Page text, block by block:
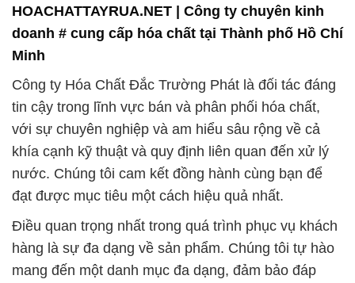
HOACHATTAYRUA.NET | Công ty chuyên kinh
doanh # cung cấp hóa chất tại Thành phố Hồ Chí
Minh
Công ty Hóa Chất Đắc Trường Phát là đối tác đáng
tin cậy trong lĩnh vực bán và phân phối hóa chất,
với sự chuyên nghiệp và am hiểu sâu rộng về cả
khía cạnh kỹ thuật và quy định liên quan đến xử lý
nước. Chúng tôi cam kết đồng hành cùng bạn để
đạt được mục tiêu một cách hiệu quả nhất.
Điều quan trọng nhất trong quá trình phục vụ khách
hàng là sự đa dạng về sản phẩm. Chúng tôi tự hào
mang đến một danh mục đa dạng, đảm bảo đáp